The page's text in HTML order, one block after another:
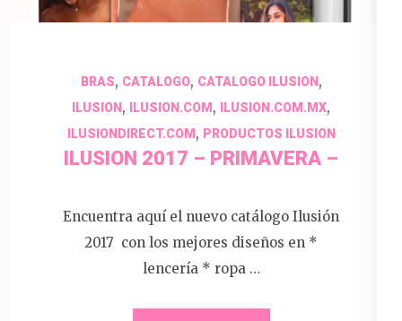
BRAS, CATALOGO, CATALOGO ILUSION,
ILUSION, ILUSION.COM, ILUSION.COM.MX,
ILUSIONDIRECT.COM, PRODUCTOS ILUSION
ILUSION 2017 – PRIMAVERA –
Encuentra aquí el nuevo catálogo Ilusión
2017 con los mejores diseños en *
lencería * ropa …